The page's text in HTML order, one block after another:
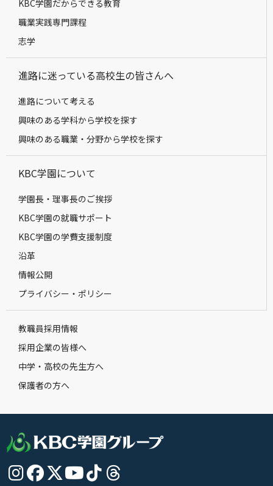
KBC学園だからできる教育
職業実践専門課程
志学
進路に迷っている高校生の皆さんへ
進路について考える
興味のある学科から学校を探す
興味のある職業・分野から学校を探す
KBC学園について
学園長・理事長のご挨拶
KBC学園の就職サポート
KBC学園の学費支援制度
沿革
情報公開
プライバシー・ポリシー
教職員採用情報
採用企業の皆様へ
中学・高校の先生方へ
保護者の方へ